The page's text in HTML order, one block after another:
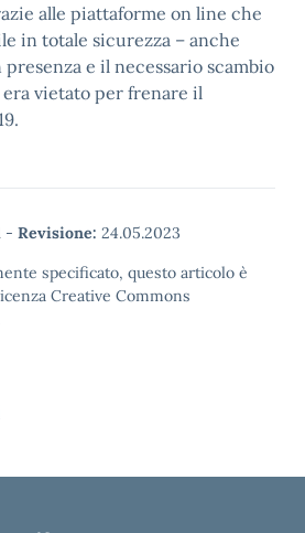
alle piattaforme on line che
in totale sicurezza – anche
e il necessario scambio
vietato per frenare il
- Revisione: 24.05.2023
specificato, questo articolo è
Creative Commons